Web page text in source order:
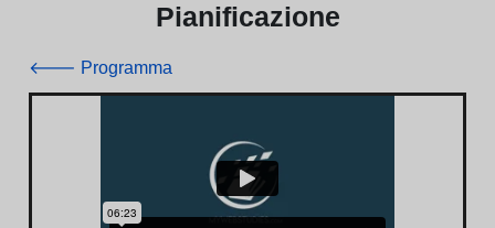
Pianificazione
🡐 Programma